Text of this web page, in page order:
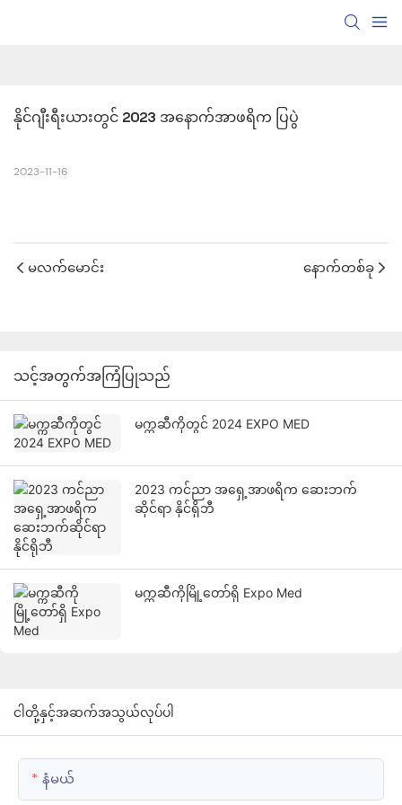
နိုင်ဂျီးရီးယားတွင် 2023 အနောက်အာဖရိက ပြပွဲ
2023-11-16
မလက်မောင်း နောက်တစ်ခု
သင့်အတွက်အကြံပြုသည်
မက္ကဆီကိုတွင် 2024 EXPO MED
2023 ကင်ညာ အရှေ့အာဖရိက ဆေးဘက်
ဆိုင်ရာ နိုင်ရိုဘီ
မက္ကဆီကိုမြို့တော်ရှိ Expo Med
ငါတို့နှင့်အဆက်အသွယ်လုပ်ပါ
နံမယ်